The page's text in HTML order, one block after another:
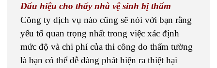
Dấu hiệu cho thấy nhà vệ sinh bị thấm
Công ty dịch vụ nào cũng sẽ nói với bạn rằng
yếu tố quan trọng nhất trong việc xác định
mức độ và chi phí của thi công do thấm tường
là bạn có thể dễ dàng phát hiện ra thiệt hại